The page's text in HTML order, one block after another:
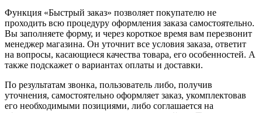
Функция «Быстрый заказ» позволяет покупателю не
проходить всю процедуру оформления заказа самостоятельно.
Вы заполняете форму, и через короткое время вам перезвонит
менеджер магазина. Он уточнит все условия заказа, ответит
на вопросы, касающиеся качества товара, его особенностей. А
также подскажет о вариантах оплаты и доставки.
По результатам звонка, пользователь либо, получив
уточнения, самостоятельно оформляет заказ, укомплектовав
его необходимыми позициями, либо соглашается на